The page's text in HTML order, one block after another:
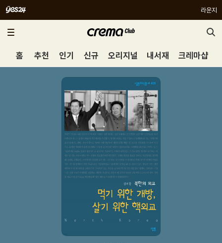
라운지
홈 추천 인기 신규 오리지널 내서재 크레마샵